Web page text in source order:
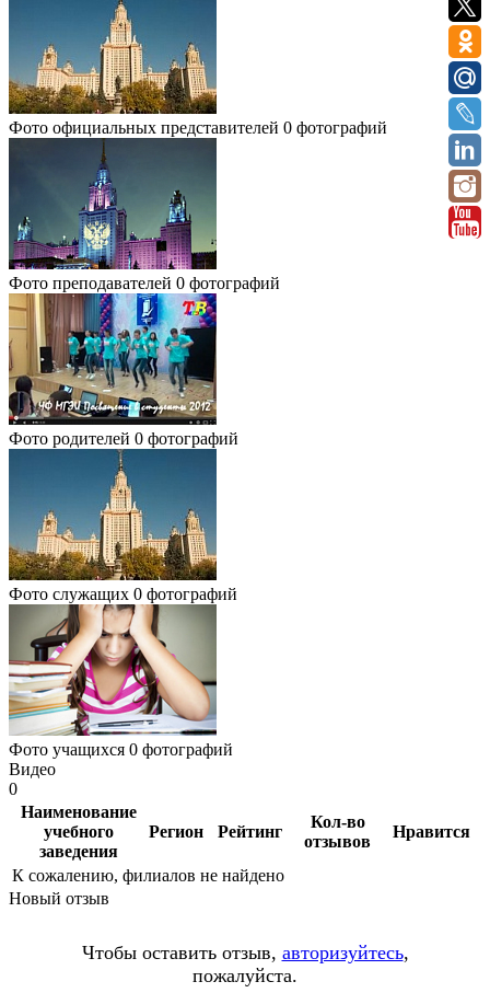
Фото официальных представителей 0 фотографий
Фото преподавателей 0 фотографий
Фото родителей 0 фотографий
Фото служащих 0 фотографий
Фото учащихся 0 фотографий
Видео
0
Наименование
учебного
заведения
Регион Рейтинг
Кол-во
отзывов
Нравится
К сожалению, филиалов не найдено
Новый отзыв
Чтобы оставить отзыв, авторизуйтесь,
пожалуйста.